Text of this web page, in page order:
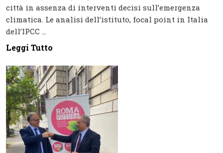
città in assenza di interventi decisi sull’emergenza
climatica. Le analisi dell’istituto, focal point in Italia
dell’IPCC ...
Leggi Tutto